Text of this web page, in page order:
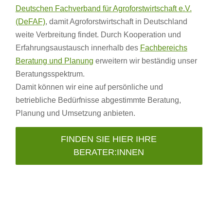
Deutschen Fachverband für Agroforstwirtschaft e.V.
(DeFAF), damit Agroforstwirtschaft in Deutschland
weite Verbreitung findet. Durch Kooperation und
Erfahrungsaustausch innerhalb des Fachbereichs
Beratung und Planung erweitern wir beständig unser
Beratungsspektrum.
Damit können wir eine auf persönliche und
betriebliche Bedürfnisse abgestimmte Beratung,
Planung und Umsetzung anbieten.
FINDEN SIE HIER IHRE
BERATER:INNEN